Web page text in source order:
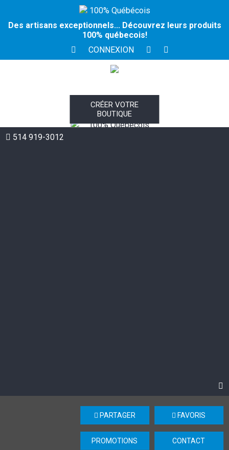
100% Québécois
Des artisans exceptionnels... Découvrez leurs produits
100% québecois!
CONNEXION
100% Québécois
CRÉER VOTRE
BOUTIQUE
514 919-3012
FAVORIS
PARTAGER
CONTACT
PROMOTIONS